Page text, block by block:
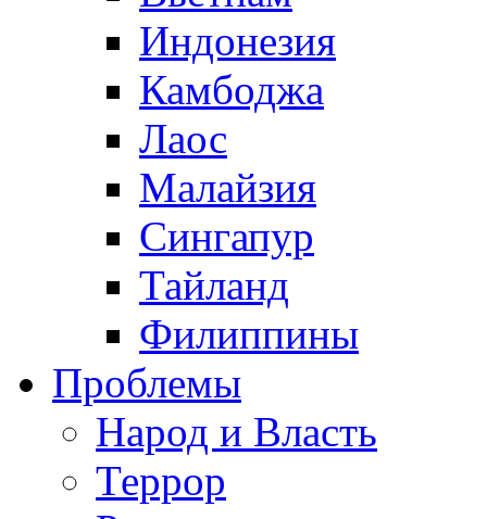
Индонезия
Камбоджа
Лаос
Малайзия
Сингапур
Тайланд
Филиппины
Проблемы
Народ и Власть
Террор